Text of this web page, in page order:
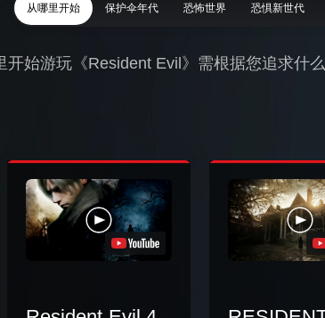
从哪里开始 保护伞年代 恐怖世界 恐惧新世代
开始游玩《Resident Evil》需根据您追求